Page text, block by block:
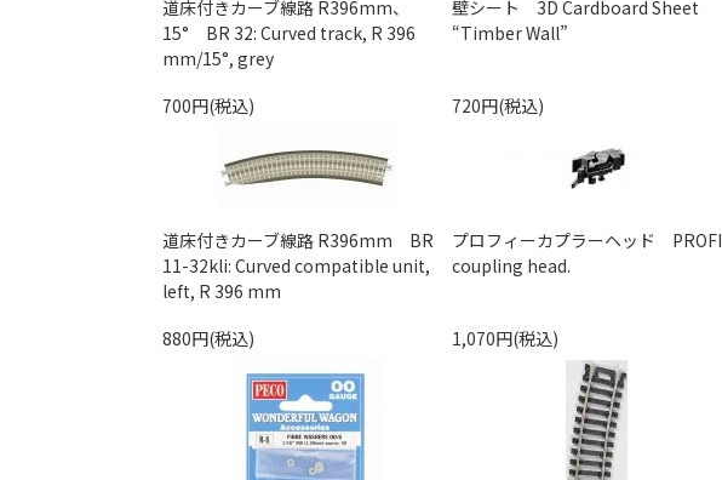
道床付きカーブ線路 R396mm、
15° BR 32: Curved track, R 396
mm/15°, grey
700円(税込)
壁シート 3D Cardboard Sheet
“Timber Wall”
720円(税込)
道床付きカーブ線路 R396mm BR
11-32kli: Curved compatible unit,
left, R 396 mm
880円(税込)
プロフィーカプラーヘッド PROFI
coupling head.
1,070円(税込)